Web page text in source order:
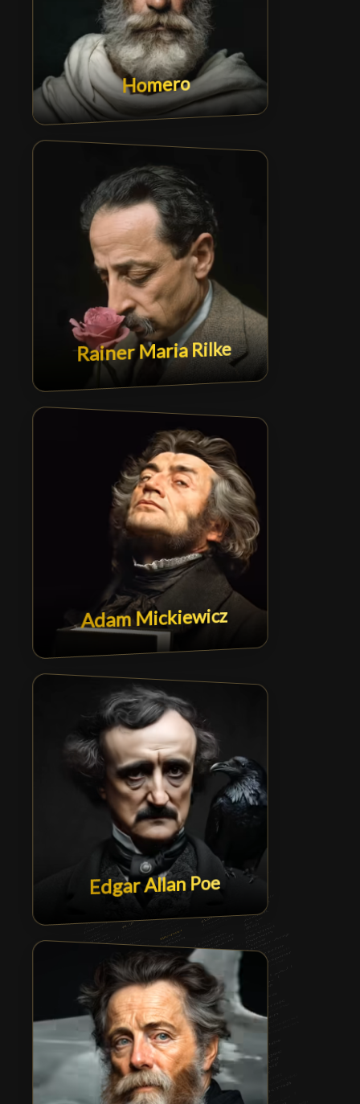
Homero
Rainer Maria Rilke
Adam Mickiewicz
Edgar Allan Poe